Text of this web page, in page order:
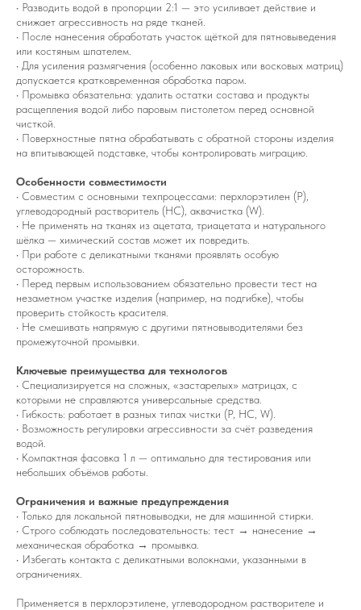
• Разводить водой в пропорции 2:1 — это усиливает действие и
снижает агрессивность на ряде тканей.
• После нанесения обработать участок щёткой для пятновыведения
или костяным шпателем.
• Для усиления размягчения (особенно лаковых или восковых матриц)
допускается кратковременная обработка паром.
• Промывка обязательна: удалить остатки состава и продукты
расщепления водой либо паровым пистолетом перед основной
чисткой.
• Поверхностные пятна обрабатывать с обратной стороны изделия
на впитывающей подставке, чтобы контролировать миграцию.
Особенности совместимости
• Совместим с основными техпроцессами: перхлорэтилен (P),
углеводородный растворитель (HC), аквачистка (W).
• Не применять на тканях из ацетата, триацетата и натурального
шёлка — химический состав может их повредить.
• При работе с деликатными тканями проявлять особую
осторожность.
• Перед первым использованием обязательно провести тест на
незаметном участке изделия (например, на подгибке), чтобы
проверить стойкость красителя.
• Не смешивать напрямую с другими пятновыводителями без
промежуточной промывки.
Ключевые преимущества для технологов
• Специализируется на сложных, «застарелых» матрицах, с
которыми не справляются универсальные средства.
• Гибкость: работает в разных типах чистки (P, HC, W).
• Возможность регулировки агрессивности за счёт разведения
водой.
• Компактная фасовка 1 л — оптимально для тестирования или
небольших объёмов работы.
Ограничения и важные предупреждения
• Только для локальной пятновыводки, не для машинной стирки.
• Строго соблюдать последовательность: тест → нанесение →
механическая обработка → промывка.
• Избегать контакта с деликатными волокнами, указанными в
ограничениях.
Применяется в перхлорэтилене, углеводородном растворителе и